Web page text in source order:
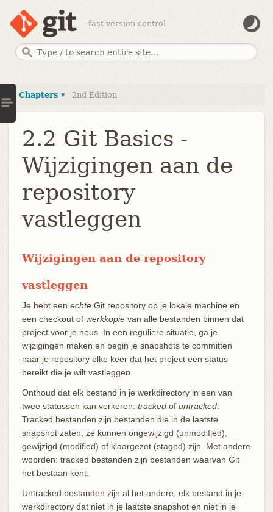
--fast-version-control
Chapters ▾ 2nd Edition
2.2 Git Basics -
Wijzigingen aan de
repository
vastleggen
Wijzigingen aan de repository
vastleggen
Je hebt een echteGit repository op je lokale machine en
een checkout of werkkopievan alle bestanden binnen dat
project voor je neus. In een reguliere situatie, ga je
wijzigingen maken en begin je snapshots te committen
naar je repository elke keer dat het project een status
bereikt die je wilt vastleggen.
Onthoud dat elk bestand in je werkdirectory in een van
twee statussen kan verkeren: trackedof untracked.
Tracked bestanden zijn bestanden die in de laatste
snapshot zaten; ze kunnen ongewijzigd (unmodified),
gewijzigd (modified) of klaargezet (staged) zijn. Met andere
woorden: tracked bestanden zijn bestanden waarvan Git
het bestaan kent.
Untracked bestanden zijn al het andere; elk bestand in je
werkdirectory dat niet in je laatste snapshot en niet in je